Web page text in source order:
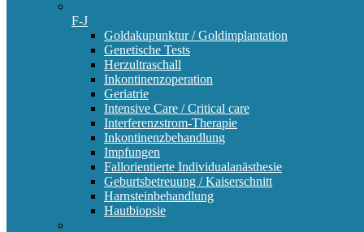
F-J
Goldakupunktur / Goldimplantation
Genetische Tests
Herzultraschall
Inkontinenzoperation
Geriatrie
Intensive Care / Critical care
Interferenzstrom-Therapie
Inkontinenzbehandlung
Impfungen
Fallorientierte Individualanästhesie
Geburtsbetreuung / Kaiserschnitt
Harnsteinbehandlung
Hautbiopsie